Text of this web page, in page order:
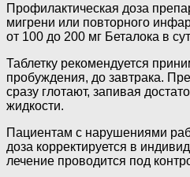
Профилактическая доза
мигрени или повторного
от 100 до 200 мг Беталока в
Таблетку рекомендуется
пробуждения, до завтрака.
сразу глотают, запивая
жидкости.
Пациентам с нарушениями
доза корректируется в
лечение проводится под